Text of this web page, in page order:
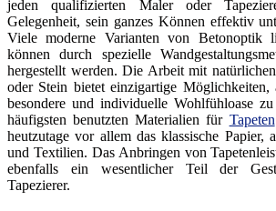
jeden qualifizierten Maler oder
Gelegenheit, sein ganzes Können effektiv
Viele moderne Varianten von Betonoptik
können durch spezielle
hergestellt werden. Die Arbeit mit
oder Stein bietet einzigartige
besondere und individuelle Wohlfühloase
häufigsten benutzten Materialien für Tapeten
heutzutage vor allem das klassische Papier,
und Textilien. Das Anbringen von
ebenfalls ein wesentlicher Teil der
Tapezierer.